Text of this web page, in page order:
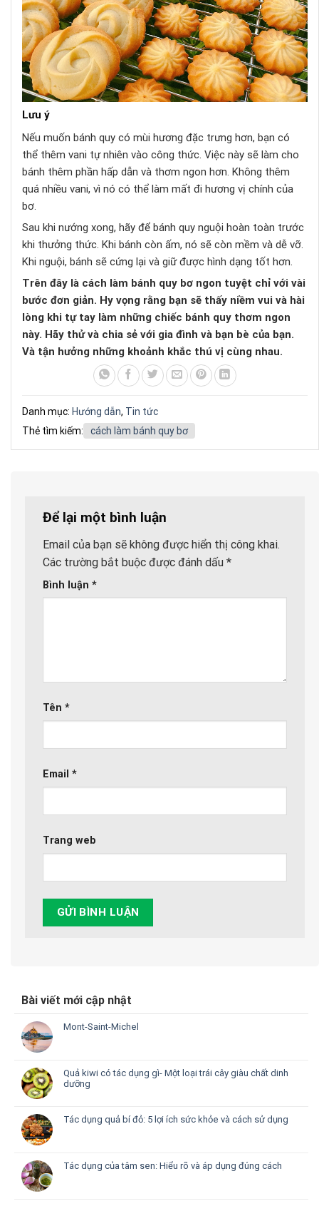
Lưu ý
Nếu muốn bánh quy có mùi hương đặc trưng hơn, bạn có
thể thêm vani tự nhiên vào công thức. Việc này sẽ làm cho
bánh thêm phần hấp dẫn và thơm ngon hơn. Không thêm
quá nhiều vani, vì nó có thể làm mất đi hương vị chính của
bơ.
Sau khi nướng xong, hãy để bánh quy nguội hoàn toàn trước
khi thưởng thức. Khi bánh còn ấm, nó sẽ còn mềm và dễ vỡ.
Khi nguội, bánh sẽ cứng lại và giữ được hình dạng tốt hơn.
Trên đây là cách làm bánh quy bơ ngon tuyệt chỉ với vài
bước đơn giản. Hy vọng rằng bạn sẽ thấy niềm vui và hài
lòng khi tự tay làm những chiếc bánh quy thơm ngon
này. Hãy thử và chia sẻ với gia đình và bạn bè của bạn.
Và tận hưởng những khoảnh khắc thú vị cùng nhau.
Danh mục: Hướng dẫn, Tin tức
Thẻ tìm kiếm:
cách làm bánh quy bơ
Để lại một bình luận
Email của bạn sẽ không được hiển thị công khai.
Các trường bắt buộc được đánh dấu *
Bình luận *
Tên *
Email *
Trang web
Bài viết mới cập nhật
Mont-Saint-Michel
Quả kiwi có tác dụng gì- Một loại trái cây giàu chất dinh
dưỡng
Tác dụng quả bí đỏ: 5 lợi ích sức khỏe và cách sử dụng
Tác dụng của tâm sen: Hiểu rõ và áp dụng đúng cách